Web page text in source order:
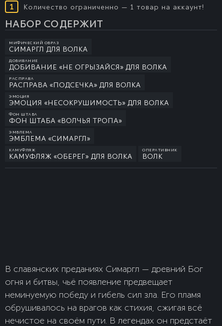
1 Количество ограниченно — 1 товар на аккаунт!
НАБОР СОДЕРЖИТ
МИФИЧЕСКИЙ ОБРАЗ
СИМАРГЛ ДЛЯ ВОЛКА
ДОБИВАНИЕ
ДОБИВАНИЕ «НЕ ОГРЫЗАЙСЯ» ДЛЯ ВОЛКА
РАСПРАВА
РАСПРАВА «ПОДСЕЧКА» ДЛЯ ВОЛКА
ЭМОЦИЯ
ЭМОЦИЯ «НЕСОКРУШИМОСТЬ» ДЛЯ ВОЛКА
ФОН ШТАБА
ФОН ШТАБА «ВОЛЧЬЯ ТРОПА»
ЭМБЛЕМА
ЭМБЛЕМА «СИМАРГЛ»
КАМУФЛЯЖ
КАМУФЛЯЖ «ОБЕРЕГ» ДЛЯ ВОЛКА
ОПЕРАТИВНИК
ВОЛК
В славянских преданиях Симаргл — древний Бог
огня и битвы, чьё появление предвещает
неминуемую победу и гибель сил зла. Его пламя
обрушивалось на врагов как стихия, сжигая всё
нечистое на своём пути. В легендах он предстаёт